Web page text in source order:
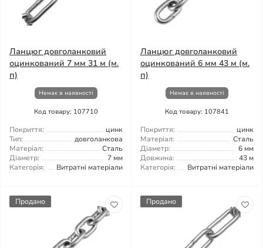
Ланцюг довголанковий
оцинкований 7 мм 31 м (м.
п)
Немає в наявності
Код товару: 107710
Покриття:
цинк
Тип:
довголанкова
Матеріал:
Сталь
Діаметр:
7 мм
Категорія:
Витратні матеріали
Ланцюг довголанковий
оцинкований 6 мм 43 м (м.
п)
Немає в наявності
Код товару: 107841
Покриття:
цинк
Матеріал:
Сталь
Діаметр:
6 мм
Довжина:
43 м
Категорія:
Витратні матеріали
Продано Продано